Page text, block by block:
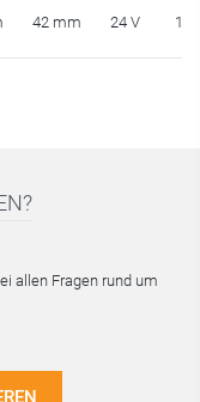
42 mm 24 V
allen Fragen rund um